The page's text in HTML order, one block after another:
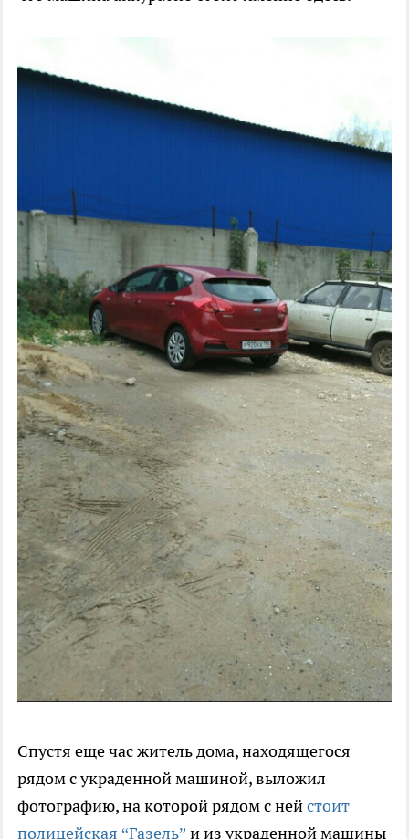
Спустя еще час житель дома, находящегося
рядом с украденной машиной, выложил
фотографию, на которой рядом с нейстоит
полицейская “Газель” и из украденной машины